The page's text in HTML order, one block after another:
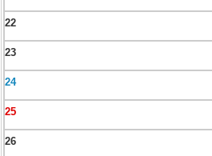
22
23
24
25
26